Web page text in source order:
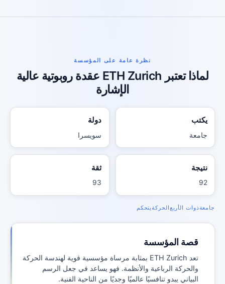
نظرة عامة على المؤسسة
لماذا تعتبر ETH Zurich عقدة روبوتية عالية
الإشارة
يكتب
جامعة
دولة
سويسرا
نتيجة
92
ثقة
93
جامعةذوات الأربع الحركةيتحكم
قصة المؤسسة
تعد ETH Zurich بمثابة مرساة مؤسسية قوية لهندسة الحركة
والحركة الرباعية والأنظمة. فهو يساعد في جعل الرسم
البياني يبدو تنافسيًا عالميًا وجديًا من الناحية الفنية.